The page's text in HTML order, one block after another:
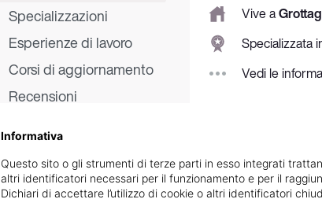
Specializzazioni
Esperienze di lavoro
Corsi di aggiornamento
Recensioni
Vive a
Specializzata
Vedi le
Informativa
Questo sito o gli strumenti di terze parti in esso integrati
altri identificatori necessari per il funzionamento e per il
Dichiari di accettare l’utilizzo di cookie o altri identificatori